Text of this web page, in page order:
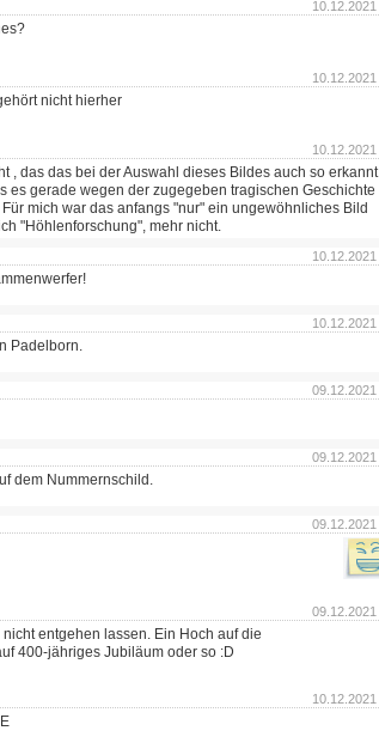
10.12.2021
10.12.2021
nicht hierher
10.12.2021
, das das bei der Auswahl dieses Bildes auch so erkannt
es gerade wegen der zugegeben tragischen Geschichte
Für mich war das anfangs "nur" ein ungewöhnliches Bild
"Höhlenforschung", mehr nicht.
10.12.2021
10.12.2021
Padelborn.
09.12.2021
09.12.2021
dem Nummernschild.
09.12.2021
09.12.2021
nicht entgehen lassen. Ein Hoch auf die
400-jähriges Jubiläum oder so :D
10.12.2021